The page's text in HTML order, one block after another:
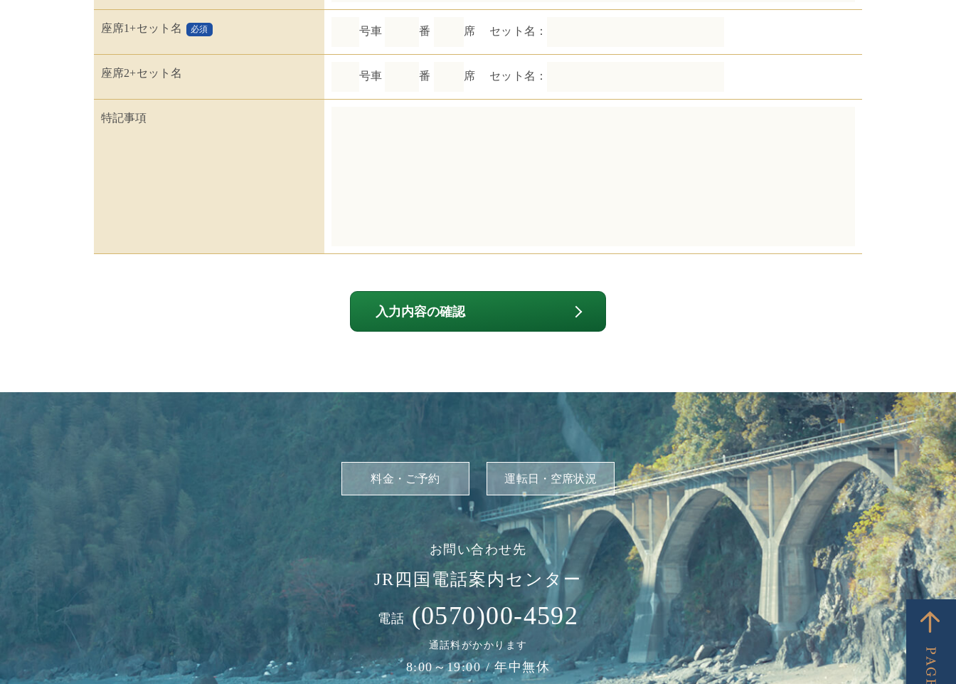
座席1+セット名 必須 号車 番 席 セット名：
座席2+セット名 号車 番 席 セット名：
特記事項
入力内容の確認
料金・ご予約 運転日・空席状況
お問い合わせ先
JR四国電話案内センター
電話 (0570)00-4592
通話料がかかります
8:00～19:00 / 年中無休